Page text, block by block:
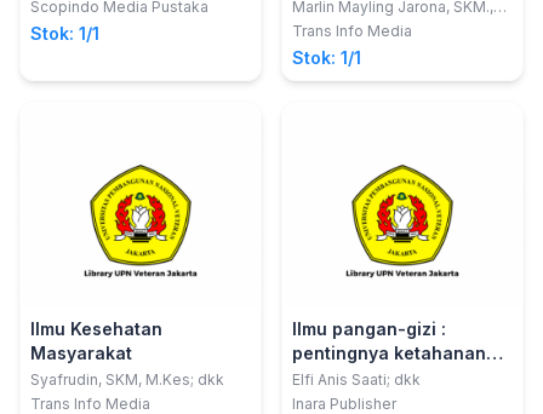
Scopindo Media Pustaka
Stok: 1/1
Marlin Mayling Jarona, SKM.,
M.Kes.
Trans Info Media
Stok: 1/1
Ilmu Kesehatan
Masyarakat
Syafrudin, SKM, M.Kes; dkk
Trans Info Media
Ilmu pangan-gizi :
pentingnya ketahanan
pangan keluarga, potensi
pigmen dalam
Elfi Anis Saati; dkk
Inara Publisher